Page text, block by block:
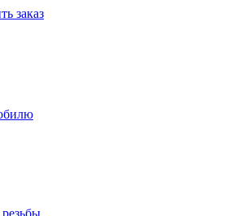
заказ